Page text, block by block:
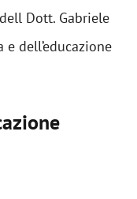
Dott. Gabriele
dell’educazione